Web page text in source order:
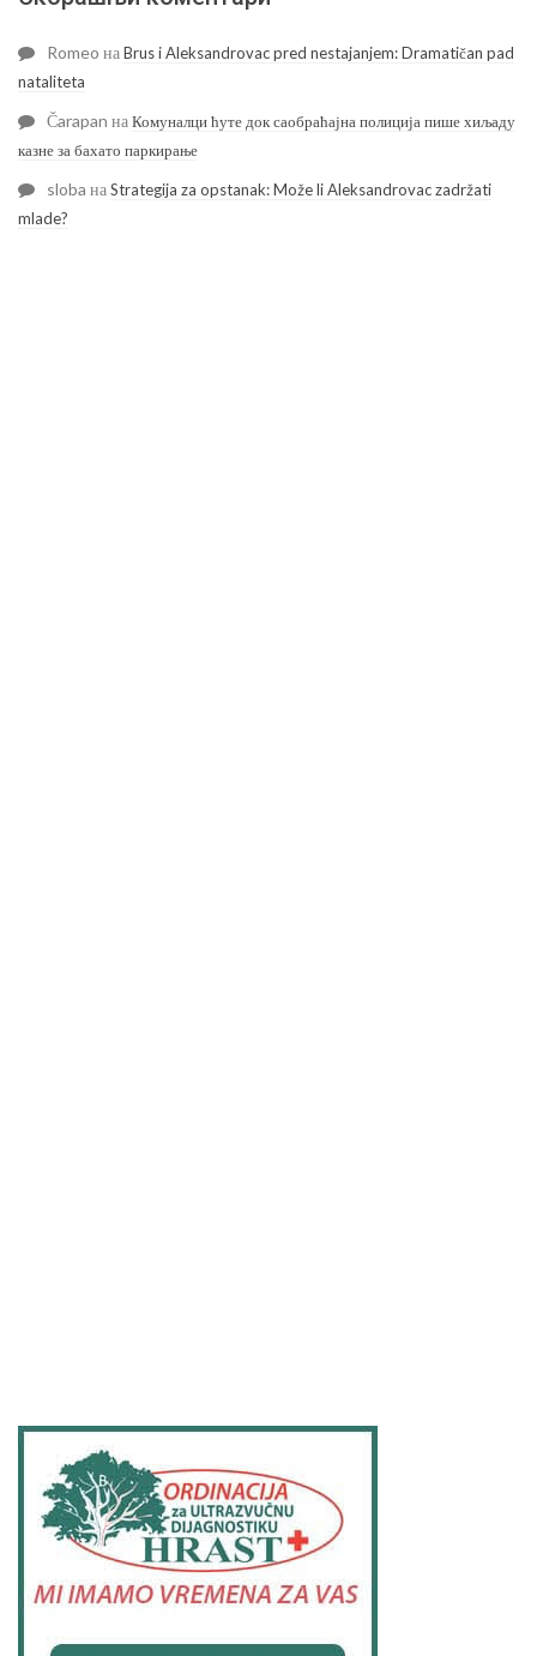
Romeo наBrus i Aleksandrovac pred nestajanjem: Dramatičan pad
nataliteta
Čarapan наКомуналци ћуте док саобраћајна полиција пише хиљаду
казне за бахато паркирање
sloba наStrategija za opstanak: Može li Aleksandrovac zadržati
mlade?